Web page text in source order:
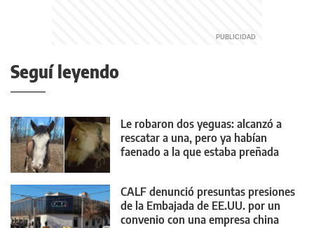
Seguí leyendo
Le robaron dos yeguas: alcanzó a
rescatar a una, pero ya habían
faenado a la que estaba preñada
CALF denunció presuntas presiones
de la Embajada de EE.UU. por un
convenio con una empresa china